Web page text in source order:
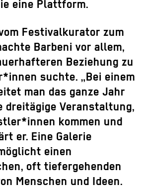
eine Plattform.
Festivalkurator zum
Barbeni vor allem,
Beziehung zu
suchte. „Bei einem
man das ganze Jahr
dreitägige Veranstaltung,
kommen und
er. Eine Galerie
einen
oft tiefergehenden
Menschen und Ideen.